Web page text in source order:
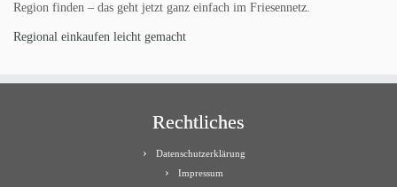
Region finden – das geht jetzt ganz einfach im Friesennetz.
Regional einkaufen leicht gemacht
Rechtliches
Datenschutzerklärung
Impressum